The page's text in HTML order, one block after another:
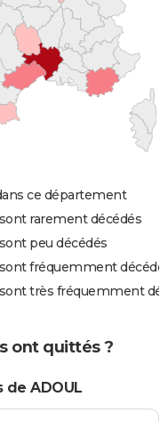
ce département
rarement décédés
peu décédés
fréquemment
très fréquemment
ont quittés ?
ADOUL